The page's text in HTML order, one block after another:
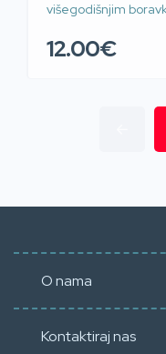
višegodišnjim
poduku iz
Cijena i termini po
12.00€
O nama
Kontaktiraj nas